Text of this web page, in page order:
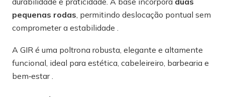
pequenas rodas , permitindo deslocação pontual sem
comprometer a estabilidade .
A GIR é uma poltrona robusta, elegante e altamente
funcional, ideal para estética, cabeleireiro, barbearia e
bem‑estar .